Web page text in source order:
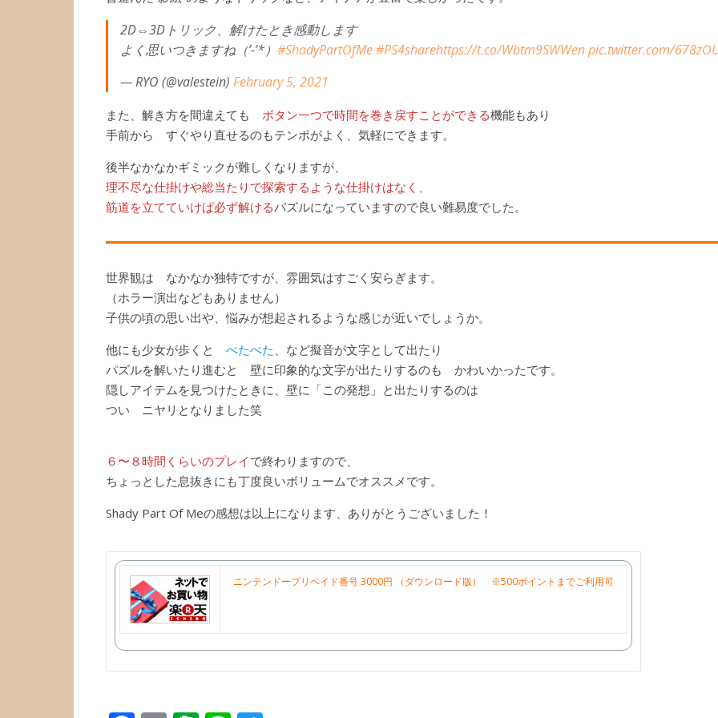
2D⇔3Dトリック、解けたとき感動します
よく思いつきますね（’-’*） #ShadyPartOfMe#PS4sharehttps://t.co/Wbtm9SWWenpic.twitter.com/
— RYO (@valestein) February 5, 2021
また、解き方を間違えても ボタン一つで時間を巻き戻すことができる機能もあり
手前から すぐやり直せるのもテンポがよく、気軽にできます。
後半なかなかギミックが難しくなりますが、
理不尽な仕掛けや総当たりで探索するような仕掛けはなく、
筋道を立てていけば必ず解けるパズルになっていますので良い難易度でした。
世界観は なかなか独特ですが、雰囲気はすごく安らぎます。
（ホラー演出などもありません）
子供の頃の思い出や、悩みが想起されるような感じが近いでしょうか。
他にも少女が歩くと ぺたぺた 、など擬音が文字として出たり
パズルを解いたり進むと 壁に印象的な文字が出たりするのも かわいかったです。
隠しアイテムを見つけたときに、壁に「この発想」と出たりするのは
つい ニヤリとなりました笑
６〜８時間くらいのプレイで終わりますので、
ちょっとした息抜きにも丁度良いボリュームでオススメです。
Shady Part Of Meの感想は以上になります、ありがとうございました！
ニンテンドープリペイド番号 3000円 （ダウンロード版） ※500ポイントまでご利用可